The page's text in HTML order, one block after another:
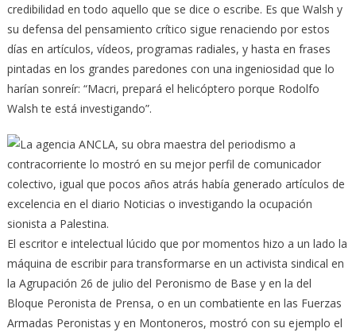
credibilidad en todo aquello que se dice o escribe. Es que Walsh y
su defensa del pensamiento crítico sigue renaciendo por estos
días en artículos, vídeos, programas radiales, y hasta en frases
pintadas en los grandes paredones con una ingeniosidad que lo
harían sonreír: “Macri, prepará el helicóptero porque Rodolfo
Walsh te está investigando”.
El escritor e intelectual lúcido que por momentos hizo a un lado la
máquina de escribir para transformarse en un activista sindical en
la Agrupación 26 de julio del Peronismo de Base y en la del
Bloque Peronista de Prensa, o en un combatiente en las Fuerzas
Armadas Peronistas y en Montoneros, mostró con su ejemplo el